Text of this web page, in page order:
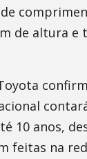
de altura e
10 anos,
feitas na